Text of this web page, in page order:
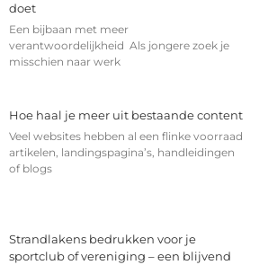
doet
Een bijbaan met meer
verantwoordelijkheid Als jongere zoek je
misschien naar werk
Hoe haal je meer uit bestaande content
Veel websites hebben al een flinke voorraad
artikelen, landingspagina’s, handleidingen
of blogs
Strandlakens bedrukken voor je
sportclub of vereniging – een blijvend